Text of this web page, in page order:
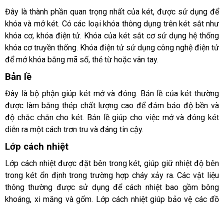
Đây là thành phần quan trọng nhất của két, được sử dụng để
khóa và mở két. Có các loại khóa thông dụng trên két sắt như
khóa cơ, khóa điện tử. Khóa của két sắt cơ sử dụng hệ thống
khóa cơ truyền thống. Khóa điện tử sử dụng công nghệ điện tử
để mở khóa bằng mã số, thẻ từ hoặc vân tay.
Bản lề
Đây là bộ phận giúp két mở và đóng. Bản lề của két thường
được làm bằng thép chất lượng cao để đảm bảo độ bền và
độ chắc chắn cho két. Bản lề giúp cho việc mở và đóng két
diễn ra một cách trơn tru và đáng tin cậy.
Lớp cách nhiệt
Lớp cách nhiệt được đặt bên trong két, giúp giữ nhiệt độ bên
trong két ổn định trong trường hợp cháy xảy ra. Các vật liệu
thông thường được sử dụng để cách nhiệt bao gồm bông
khoáng, xi măng và gốm. Lớp cách nhiệt giúp bảo vệ các đồ